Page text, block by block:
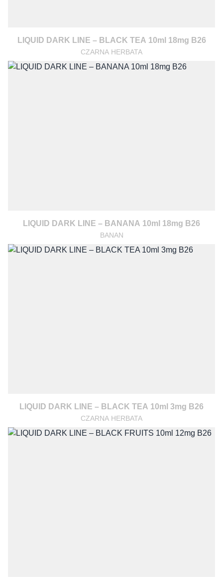
LIQUID DARK LINE – BLACK TEA 10ml 18mg B26
CZARNA HERBATA
LIQUID DARK LINE – BANANA 10ml 18mg B26
BANAN
LIQUID DARK LINE – BLACK TEA 10ml 3mg B26
CZARNA HERBATA